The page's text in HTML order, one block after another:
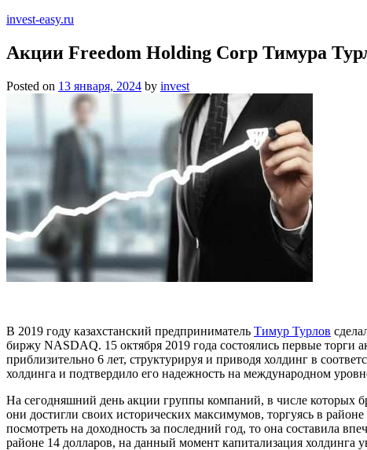
invest-easy.ru
Акции Freedom Holding Corp Тимура
Posted on 13 января, 2024 by invest
В 2019 году казахстанский предприниматель Тимур Турлов
биржу NASDAQ. 15 октября 2019 года состоялись первые
приблизительно 6 лет, структурируя и приводя холдинг в
холдинга и подтвердило его надежность на международном
На сегодняшний день акции группы компаний, в числе которых
они достигли своих исторических максимумов, торгуясь в
посмотреть на доходность за последний год, то она составила
районе 14 долларов, на данный момент капитализация холдинга